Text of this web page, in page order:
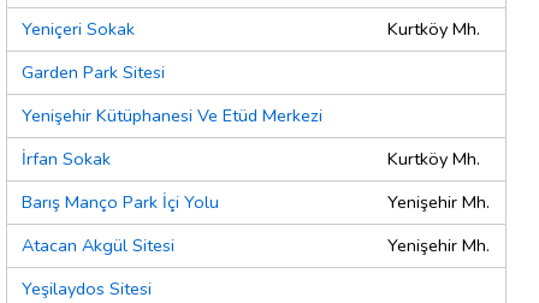
Yeniçeri Sokak
Kurtköy Mh.
Garden Park Sitesi
Yenişehir Kütüphanesi Ve Etüd Merkezi
İrfan Sokak
Kurtköy Mh.
Barış Manço Park İçi Yolu
Yenişehir Mh.
Atacan Akgül Sitesi
Yenişehir Mh.
Yeşilaydos Sitesi